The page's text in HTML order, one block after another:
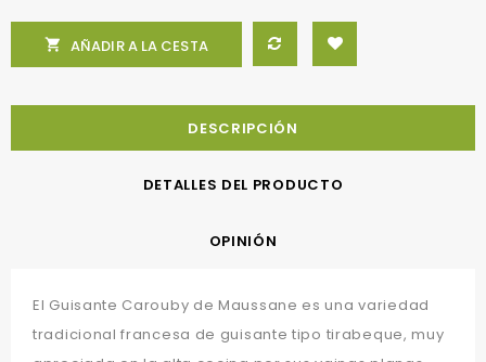
 AÑADIR A LA CESTA
DESCRIPCIÓN
DETALLES DEL PRODUCTO
OPINIÓN
El Guisante Carouby de Maussane es una variedad
tradicional francesa de guisante tipo tirabeque, muy